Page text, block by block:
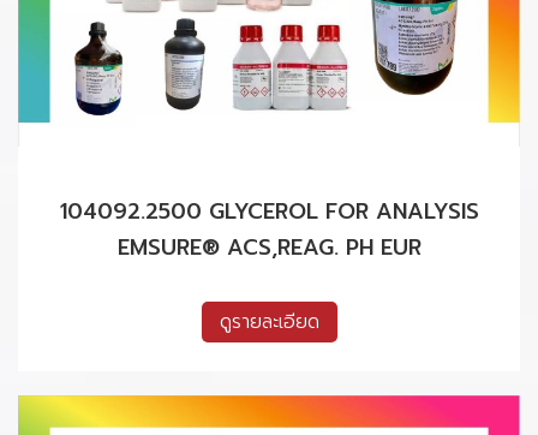
104092.2500 GLYCEROL FOR ANALYSIS
EMSURE® ACS,REAG. PH EUR
ดูรายละเอียด